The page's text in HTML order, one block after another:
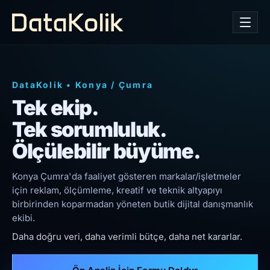
DataKolik • Konya / Çumra
Tek ekip.
Tek sorumluluk.
Ölçülebilir büyüme.
Konya Çumra'da faaliyet gösteren markalar/işletmeler
için reklam, ölçümleme, kreatif ve teknik altyapıyı
birbirinden koparmadan yöneten butik dijital danışmanlık
ekibi.
Daha doğru veri, daha verimli bütçe, daha net kararlar.